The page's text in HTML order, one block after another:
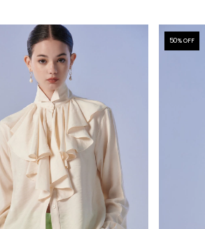
50% OFF